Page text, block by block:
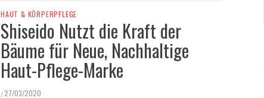
HAUT & KÖRPERPFLEGE
Shiseido Nutzt die Kraft der
Bäume für Neue, Nachhaltige
Haut-Pflege-Marke
/ 27/03/2020